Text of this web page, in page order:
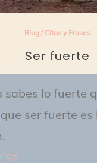
Blog / Citas y Frases
Ser fuerte
sabes lo fuerte
ser fuerte es